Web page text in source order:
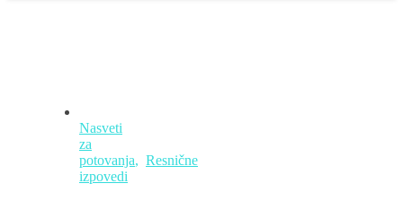
Nasveti
za
potovanja, Resnične
izpovedi